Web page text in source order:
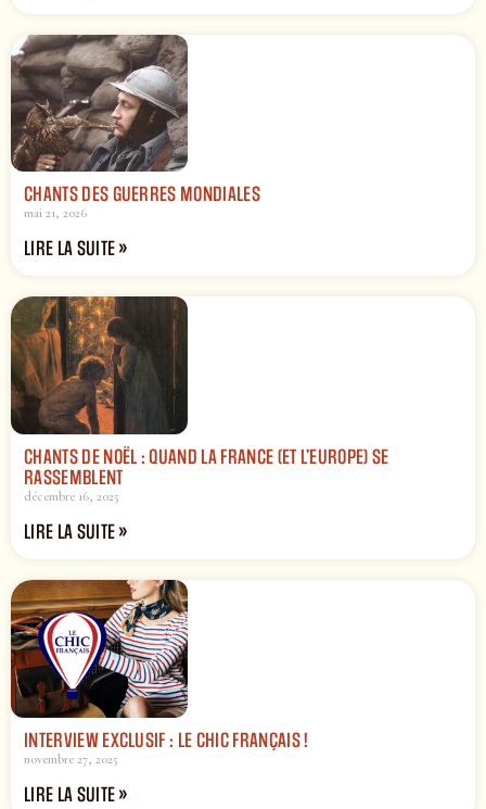
CHANTS DES GUERRES MONDIALES
mai 21, 2026
LIRE LA SUITE »
CHANTS DE NOËL : QUAND LA FRANCE (ET L’EUROPE) SE
RASSEMBLENT
décembre 16, 2025
LIRE LA SUITE »
INTERVIEW EXCLUSIF : LE CHIC FRANÇAIS !
novembre 27, 2025
LIRE LA SUITE »